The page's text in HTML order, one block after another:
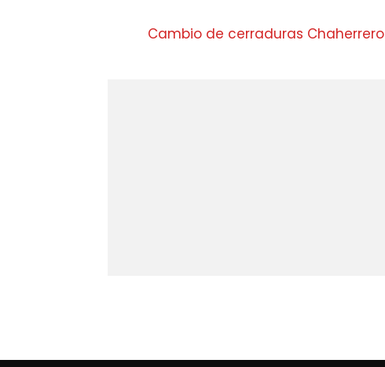
Cambio de cerraduras Chaherrero